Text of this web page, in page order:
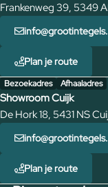
Frankenweg 39, 5349
Plan je route
Bezoekadres Afhaaladres
Showroom Cuijk
De Hork 18, 5431 NS
Plan je route